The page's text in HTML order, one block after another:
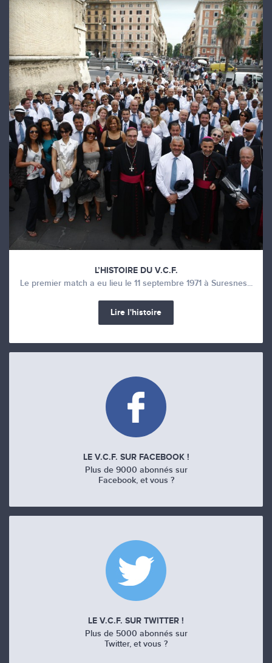
L’HISTOIRE DU V.C.F.
Le premier match a eu lieu le 11 septembre 1971 à Suresnes...
Lire l'histoire
LE V.C.F. SUR FACEBOOK !
Plus de 9000 abonnés sur
Facebook, et vous ?
LE V.C.F. SUR TWITTER !
Plus de 5000 abonnés sur
Twitter, et vous ?